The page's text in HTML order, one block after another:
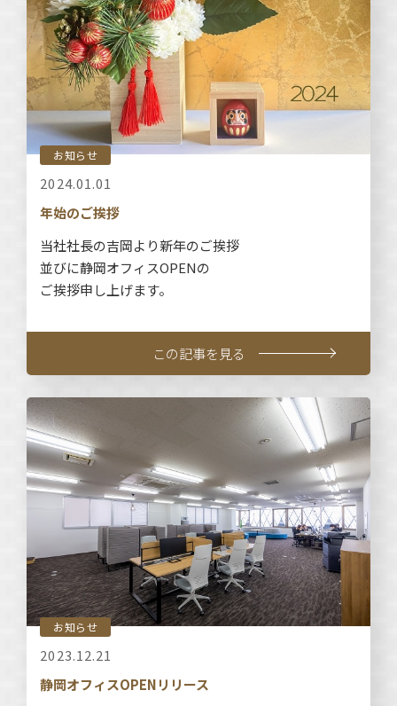
お知らせ
2024.01.01
年始のご挨拶
当社社長の吉岡より新年のご挨拶
並びに静岡オフィスOPENの
ご挨拶申し上げます。
この記事を見る
お知らせ
2023.12.21
静岡オフィスOPENリリース